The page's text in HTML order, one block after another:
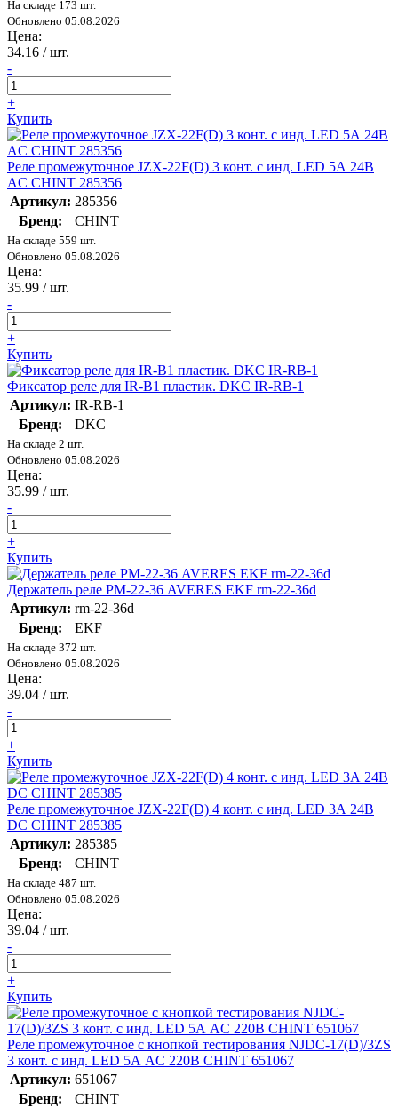
На складе 173 шт.
Обновлено 05.08.2026
Цена:
34.16 / шт.
-
+
Купить
Реле промежуточное JZX-22F(D) 3 конт. с инд. LED 5А 24В
AC CHINT 285356
Артикул: 285356
Бренд:
CHINT
На складе 559 шт.
Обновлено 05.08.2026
Цена:
35.99 / шт.
-
+
Купить
Фиксатор реле для IR-B1 пластик. DKC IR-RB-1
Артикул: IR-RB-1
Бренд:
DKC
На складе 2 шт.
Обновлено 05.08.2026
Цена:
35.99 / шт.
-
+
Купить
Держатель реле РМ-22-36 AVERES EKF rm-22-36d
Артикул: rm-22-36d
Бренд:
EKF
На складе 372 шт.
Обновлено 05.08.2026
Цена:
39.04 / шт.
-
+
Купить
Реле промежуточное JZX-22F(D) 4 конт. с инд. LED 3А 24В
DC CHINT 285385
Артикул: 285385
Бренд:
CHINT
На складе 487 шт.
Обновлено 05.08.2026
Цена:
39.04 / шт.
-
+
Купить
Реле промежуточное с кнопкой тестирования NJDC-17(D)/3ZS
3 конт. с инд. LED 5А AC 220В CHINT 651067
Артикул: 651067
Бренд:
CHINT